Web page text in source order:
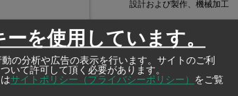
設計および製作、機械加工
在タイ企業・製造業
NICHIFU (THAILAND)
CO., LTD.
圧着端子・圧着スリーブの製
を使用しています。
の分析や広告の表示を行います。サイトのご利
いて許可して頂く必要があります。
サイトポリシー（プライバシーポリシー） をご覧